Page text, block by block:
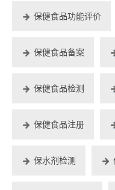
保健食品功能评价
保健食品备案
保健食品检测
保健食品注册
保水剂检测